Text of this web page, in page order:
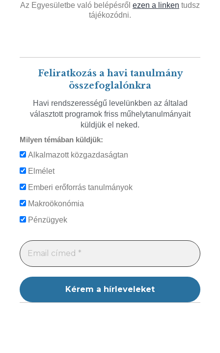
Az Egyesületbe való belépésről ezen a linken tudsz
tájékozódni.
Feliratkozás a havi tanulmány
összefoglalónkra
Havi rendszerességű levelünkben az általad
választott programok friss műhelytanulmányait
küldjük el neked.
Milyen témában küldjük:
Alkalmazott közgazdaságtan
Elmélet
Emberi erőforrás tanulmányok
Makroökonómia
Pénzügyek